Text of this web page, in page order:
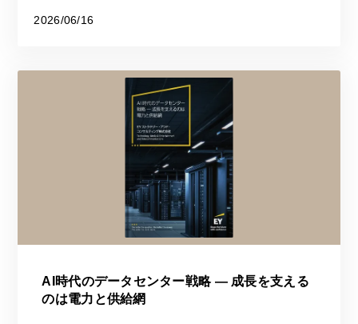
2026/06/16
AI時代のデータセンター戦略 ― 成長を支える
のは電力と供給網